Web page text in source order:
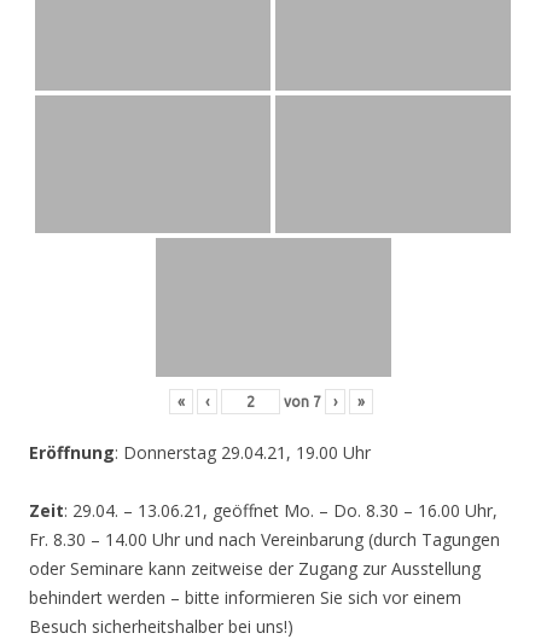
« ‹ von 7 › »
Eröffnung: Donnerstag 29.04.21, 19.00 Uhr
Zeit: 29.04. – 13.06.21, geöffnet Mo. – Do. 8.30 – 16.00 Uhr,
Fr. 8.30 – 14.00 Uhr und nach Vereinbarung (durch Tagungen
oder Seminare kann zeitweise der Zugang zur Ausstellung
behindert werden – bitte informieren Sie sich vor einem
Besuch sicherheitshalber bei uns!)